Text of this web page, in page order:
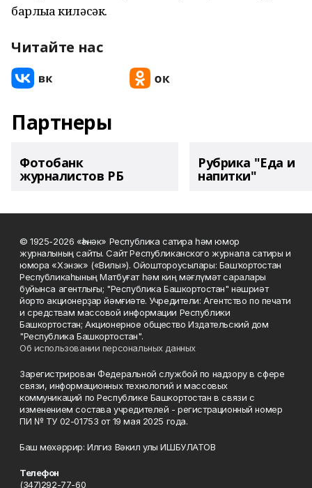
барлыҡҡа киләсәк.
Читайте нас
Партнеры
Фотобанк
журналистов РБ
Рубрика "Еда и
напитки"
© 1925-2026 «Һәнәк» Республика сатира һәм юмор
журналының сайты. Сайт Республиканского журнала сатиры и
юмора «Хэнэк» («Вилы»). Ойоштороусылары: Башҡортостан
Республикаһының Матбуғат һәм киң мәғлүмәт саралары
буйынса агентлығы; "Республика Башкортостан" нәшриәт
йорто акционерҙар йәмғиәте. Учредители: Агентство по печати
и средствам массовой информации Республики
Башкортостан; Акционерное общество Издательский дом
"Республика Башкортостан".
Об использовании персональных данных
Зарегистрирован Федеральной службой по надзору в сфере
связи, информационных технологий и массовых
коммуникаций по Республике Башкортостан в связи с
изменением состава учредителей - регистрационный номер
ПИ № ТУ 02-01753 от 19 мая 2025 года.
Баш мөхәррир: Илгиз Вәкил улы ИШБУЛАТОВ
Телефон
(347)292-77-60